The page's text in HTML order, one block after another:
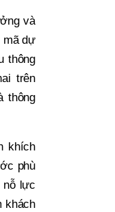
và
mã dự
thông
trên
thông
khích
phù
nỗ lực
khách